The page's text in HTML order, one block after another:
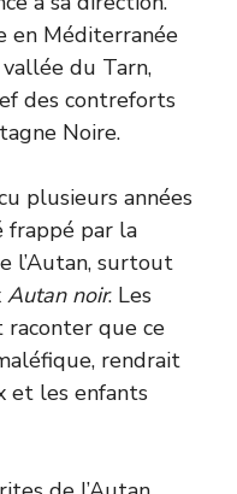
en Méditerranée
du Tarn,
des contreforts
Noire.
plusieurs années
frappé par la
l’Autan, surtout
Autan noir. Les
raconter que ce
rendrait
et les enfants